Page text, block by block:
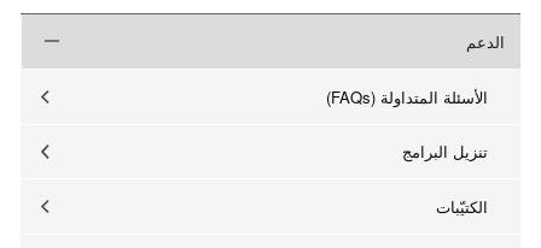
الدعم
الأسئلة المتداولة (FAQs)
تنزيل البرامج
الكتيّبات